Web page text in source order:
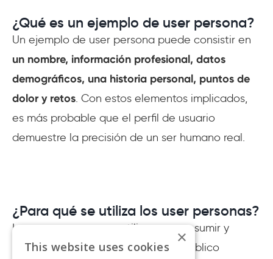
¿Qué es un ejemplo de user persona?
Un ejemplo de user persona puede consistir en
un nombre, información profesional, datos
demográficos, una historia personal, puntos de
dolor y retos. Con estos elementos implicados,
es más probable que el perfil de usuario
demuestre la precisión de un ser humano real.
¿Para qué se utiliza los user personas?
Los user personas se utilizan para resumir y
mostrar la investigación sobre un público
×
This website uses cookies